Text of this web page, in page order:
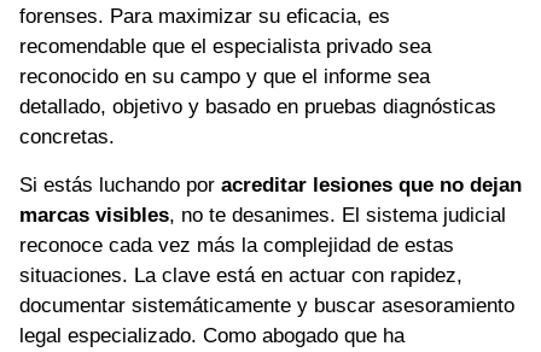
forenses. Para maximizar su eficacia, es
recomendable que el especialista privado sea
reconocido en su campo y que el informe sea
detallado, objetivo y basado en pruebas diagnósticas
concretas.
Si estás luchando por acreditar lesiones que no dejan
marcas visibles, no te desanimes. El sistema judicial
reconoce cada vez más la complejidad de estas
situaciones. La clave está en actuar con rapidez,
documentar sistemáticamente y buscar asesoramiento
legal especializado. Como abogado que ha